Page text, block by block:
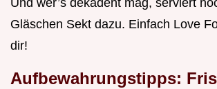
Und wer’s dekadent mag, serviert
Gläschen Sekt dazu. Einfach Love
dir!
Aufbewahrungstipps: